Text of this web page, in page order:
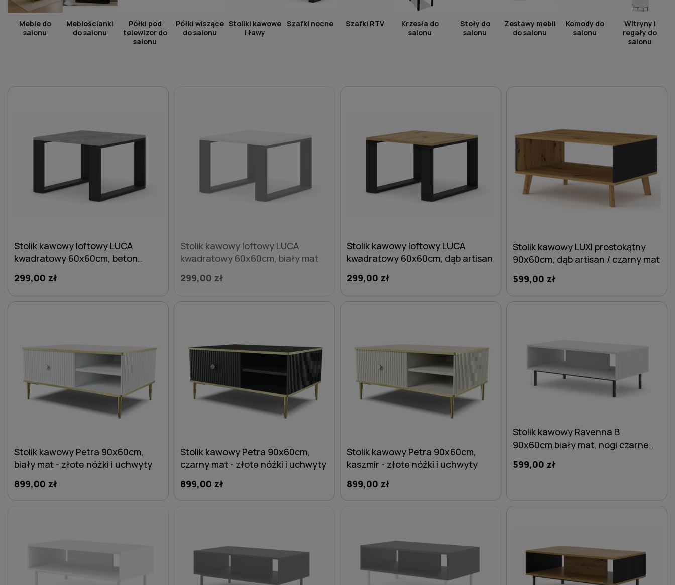
Meble do
salonu
Meblościanki
do salonu
Półki pod
telewizor do
salonu
Półki wiszące
do salonu
Stoliki kawowe
i ławy
Szafki nocne Szafki RTV
Krzesła do
salonu
Stoły do
salonu
Zestawy mebli
do salonu
Komody do
salonu
Witryny i
regały do
salonu
Stolik kawowy loftowy LUCA
kwadratowy 60x60cm, beton
299,00 zł
Stolik kawowy loftowy LUCA
kwadratowy 60x60cm, biały mat
299,00 zł
Stolik kawowy loftowy LUCA
kwadratowy 60x60cm, dąb artisan
299,00 zł
Stolik kawowy LUXI prostokątny
90x60cm, dąb artisan / czarny mat
599,00 zł
Stolik kawowy Petra 90x60cm,
biały mat - złote nóżki i uchwyty
899,00 zł
Stolik kawowy Petra 90x60cm,
czarny mat - złote nóżki i uchwyty
899,00 zł
Stolik kawowy Petra 90x60cm,
kaszmir - złote nóżki i uchwyty
899,00 zł
Stolik kawowy Ravenna B
90x60cm biały mat, nogi czarne
599,00 zł